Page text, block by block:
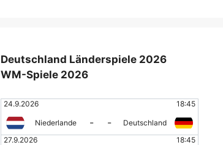
Deutschland Länderspiele 2026
WM-Spiele 2026
24.9.2026 18:45
Niederlande - -
Deutschland
27.9.2026
18:45